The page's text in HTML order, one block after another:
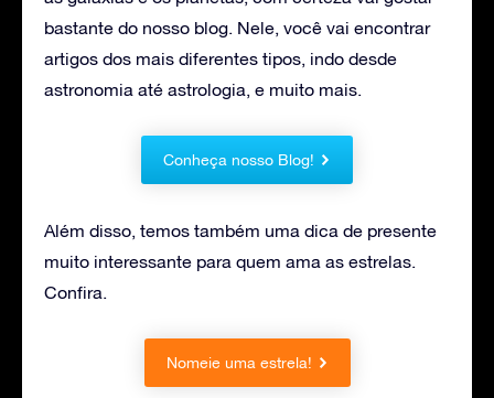
bastante do nosso blog. Nele, você vai encontrar
artigos dos mais diferentes tipos, indo desde
astronomia até astrologia, e muito mais.
Conheça nosso Blog!
Além disso, temos também uma dica de presente
muito interessante para quem ama as estrelas.
Confira.
Nomeie uma estrela!